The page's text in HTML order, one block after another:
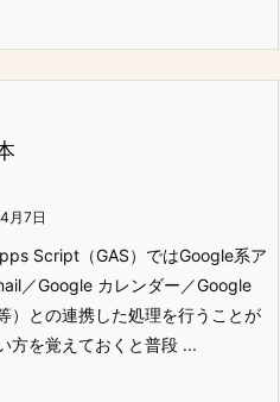
月7日
Script（GAS）ではGoogle系ア
／Google カレンダー／Google
）との連携した処理を行うことが
方を覚えておくと普段 ...